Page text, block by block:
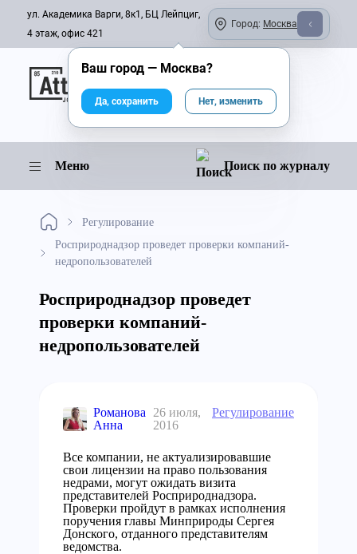
ул. Академика Варги, 8к1, БЦ Лейпциг,
4 этаж, офис 421
Город: Москва
Онлайн-журнал
Меню Поиск по журналу
Регулирование
Росприроднадзор проведет проверки компаний-
недропользователей
Росприроднадзор проведет
проверки компаний-
недропользователей
Романова
Анна
26 июля,
2016
Регулирование
Все компании, не актуализировавшие
свои лицензии на право пользования
недрами, могут ожидать визита
представителей Росприроднадзора.
Проверки пройдут в рамках исполнения
поручения главы Минприроды Сергея
Донского, отданного представителям
ведомства.
Ваш город — Москва?
Да, сохранить Нет, изменить